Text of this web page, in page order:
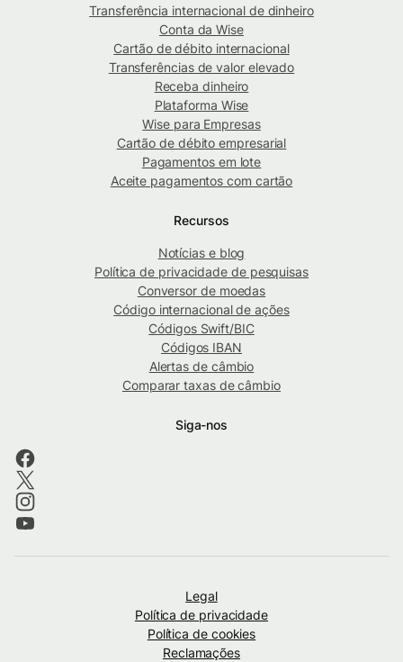
Transferência internacional de dinheiro
Conta da Wise
Cartão de débito internacional
Transferências de valor elevado
Receba dinheiro
Plataforma Wise
Wise para Empresas
Cartão de débito empresarial
Pagamentos em lote
Aceite pagamentos com cartão
Recursos
Notícias e blog
Política de privacidade de pesquisas
Conversor de moedas
Código internacional de ações
Códigos Swift/BIC
Códigos IBAN
Alertas de câmbio
Comparar taxas de câmbio
Siga-nos
Legal
Política de privacidade
Política de cookies
Reclamações